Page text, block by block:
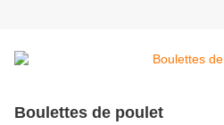
Boulettes de poulet